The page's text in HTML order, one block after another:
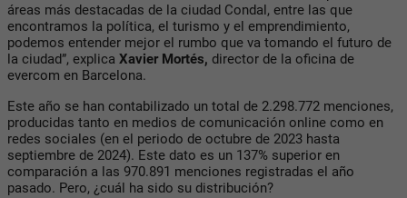
áreas más destacadas de la ciudad Condal, entre las que
encontramos la política, el turismo y el emprendimiento,
podemos entender mejor el rumbo que va tomando el futuro de
la ciudad”, explica Xavier Mortés, director de la oficina de
evercom en Barcelona.
Este año se han contabilizado un total de 2.298.772 menciones,
producidas tanto en medios de comunicación online como en
redes sociales (en el periodo de octubre de 2023 hasta
septiembre de 2024). Este dato es un 137% superior en
comparación a las 970.891 menciones registradas el año
pasado. Pero, ¿cuál ha sido su distribución?